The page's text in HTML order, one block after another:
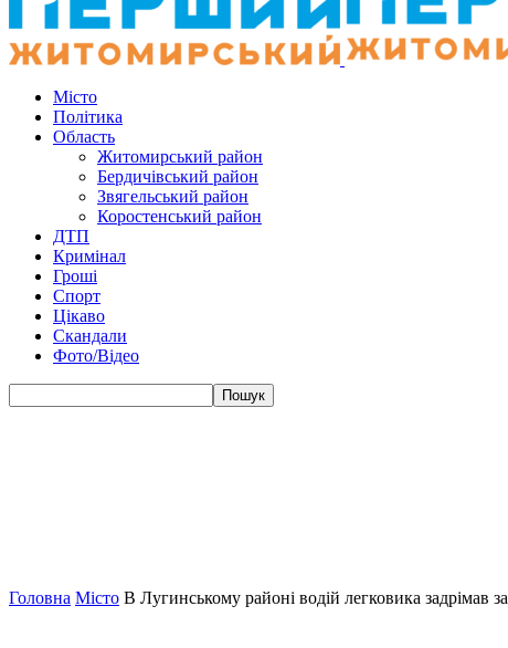
Місто
Політика
Область
Житомирський район
Бердичівський район
Звягельський район
Коростенський район
ДТП
Кримінал
Гроші
Спорт
Цікаво
Скандали
Фото/Відео
Головна Місто В Лугинському районі водій легковика задрімав